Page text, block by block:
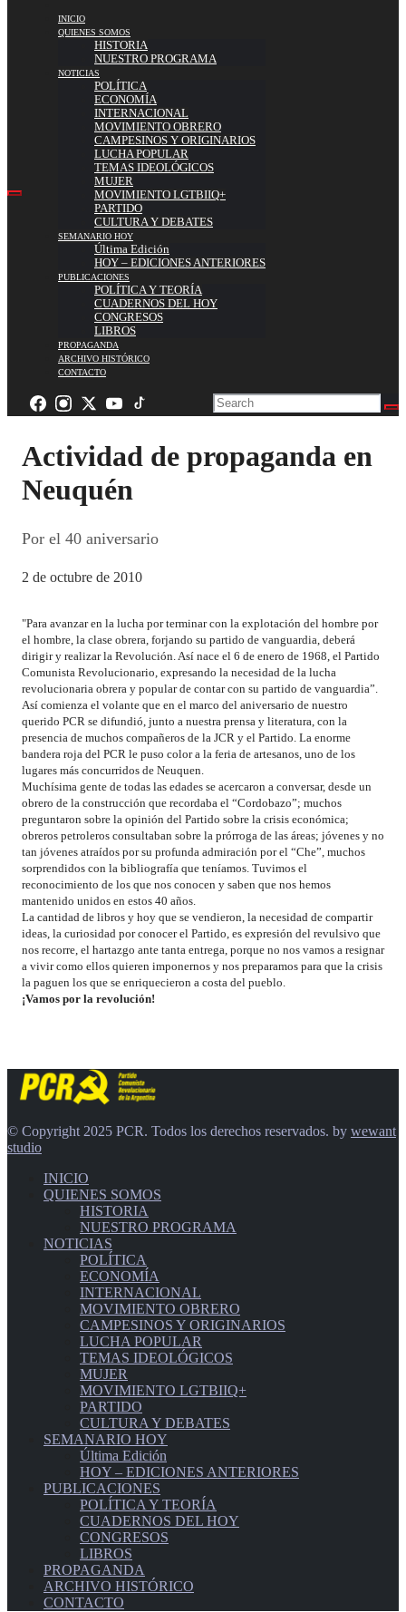
INICIO
QUIENES SOMOS
HISTORIA
NUESTRO PROGRAMA
NOTICIAS
POLÍTICA
ECONOMÍA
INTERNACIONAL
MOVIMIENTO OBRERO
CAMPESINOS Y ORIGINARIOS
LUCHA POPULAR
TEMAS IDEOLÓGICOS
MUJER
MOVIMIENTO LGTBIIQ+
PARTIDO
CULTURA Y DEBATES
SEMANARIO HOY
Última Edición
HOY – EDICIONES ANTERIORES
PUBLICACIONES
POLÍTICA Y TEORÍA
CUADERNOS DEL HOY
CONGRESOS
LIBROS
PROPAGANDA
ARCHIVO HISTÓRICO
CONTACTO
Actividad de propaganda en
Neuquén
Por el 40 aniversario
2 de octubre de 2010
"Para avanzar en la lucha por terminar con la explotación del hombre por
el hombre, la clase obrera, forjando su partido de vanguardia, deberá
dirigir y realizar la Revolución. Así nace el 6 de enero de 1968, el Partido
Comunista Revolucionario, expresando la necesidad de la lucha
revolucionaria obrera y popular de contar con su partido de vanguardia”.
Así comienza el volante que en el marco del aniversario de nuestro
querido PCR se difundió, junto a nuestra prensa y literatura, con la
presencia de muchos compañeros de la JCR y el Partido. La enorme
bandera roja del PCR le puso color a la feria de artesanos, uno de los
lugares más concurridos de Neuquen.
Muchísima gente de todas las edades se acercaron a conversar, desde un
obrero de la construcción que recordaba el “Cordobazo”; muchos
preguntaron sobre la opinión del Partido sobre la crisis económica;
obreros petroleros consultaban sobre la prórroga de las áreas; jóvenes y no
tan jóvenes atraídos por su profunda admiración por el “Che”, muchos
sorprendidos con la bibliografía que teníamos. Tuvimos el
reconocimiento de los que nos conocen y saben que nos hemos
mantenido unidos en estos 40 años.
La cantidad de libros y hoy que se vendieron, la necesidad de compartir
ideas, la curiosidad por conocer el Partido, es expresión del revulsivo que
nos recorre, el hartazgo ante tanta entrega, porque no nos vamos a resignar
a vivir como ellos quieren imponernos y nos preparamos para que la crisis
la paguen los que se enriquecieron a costa del pueblo.
¡Vamos por la revolución!
© Copyright 2025 PCR. Todos los derechos reservados. by wewant
studio
INICIO
QUIENES SOMOS
HISTORIA
NUESTRO PROGRAMA
NOTICIAS
POLÍTICA
ECONOMÍA
INTERNACIONAL
MOVIMIENTO OBRERO
CAMPESINOS Y ORIGINARIOS
LUCHA POPULAR
TEMAS IDEOLÓGICOS
MUJER
MOVIMIENTO LGTBIIQ+
PARTIDO
CULTURA Y DEBATES
SEMANARIO HOY
Última Edición
HOY – EDICIONES ANTERIORES
PUBLICACIONES
POLÍTICA Y TEORÍA
CUADERNOS DEL HOY
CONGRESOS
LIBROS
PROPAGANDA
ARCHIVO HISTÓRICO
CONTACTO